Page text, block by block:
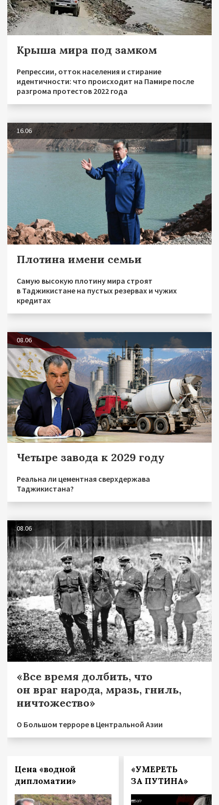
Крыша мира под замком
Репрессии, отток населения и стирание
идентичности: что происходит на Памире после
разгрома протестов 2022 года
16.06
Плотина имени семьи
Самую высокую плотину мира строят
в Таджикистане на пустых резервах и чужих
кредитах
08.06
Четыре завода к 2029 году
Реальна ли цементная сверхдержава
Таджикистана?
08.06
«Все время долбить, что
он враг народа, мразь, гниль,
ничтожество»
О Большом терроре в Центральной Азии
Цена «водной
дипломатии»
«УМЕРЕТЬ
ЗА ПУТИНА»